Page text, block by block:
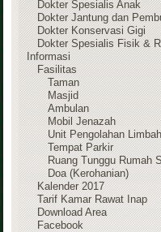
Dokter Spesialis Anak
Dokter Jantung dan
Dokter Konservasi Gigi
Dokter Spesialis Fisik &
Informasi
Fasilitas
Taman
Masjid
Ambulan
Mobil Jenazah
Unit Pengolahan Limbah
Tempat Parkir
Ruang Tunggu Rumah
Doa (Kerohanian)
Kalender 2017
Tarif Kamar Rawat Inap
Download Area
Facebook